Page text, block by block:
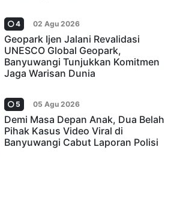
4 02 Agu 2026
Geopark Ijen Jalani Revalidasi
UNESCO Global Geopark,
Banyuwangi Tunjukkan Komitmen
Jaga Warisan Dunia
5 05 Agu 2026
Demi Masa Depan Anak, Dua Belah
Pihak Kasus Video Viral di
Banyuwangi Cabut Laporan Polisi